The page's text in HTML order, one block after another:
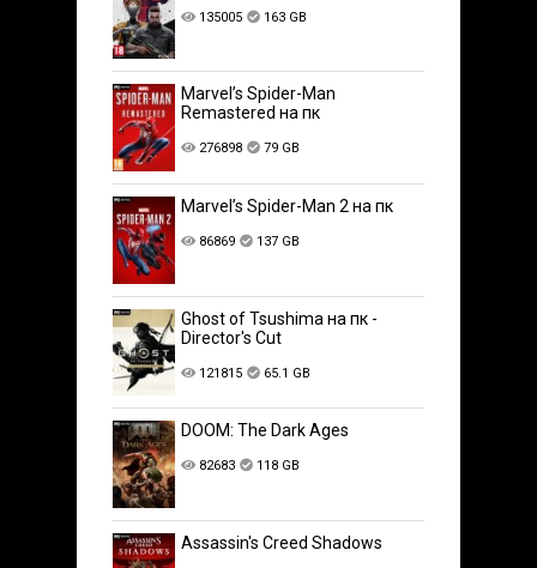
135005 163 GB
Marvel’s Spider-Man
Remastered на пк
276898 79 GB
Marvel’s Spider-Man 2 на пк
86869 137 GB
Ghost of Tsushima на пк -
Director's Cut
121815 65.1 GB
DOOM: The Dark Ages
82683 118 GB
Assassin's Creed Shadows